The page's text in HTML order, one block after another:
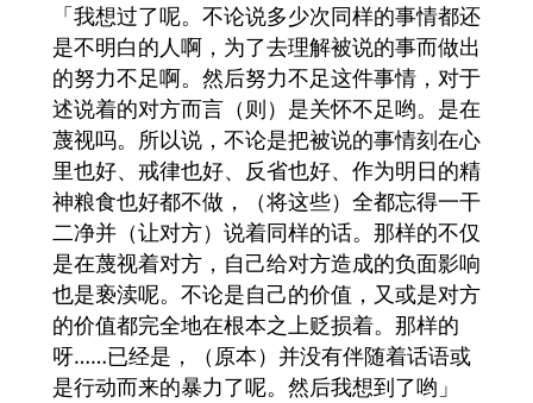
「我想过了呢。不论说多少次同样的事情都还
是不明白的人啊，为了去理解被说的事而做出
的努力不足啊。然后努力不足这件事情，对于
述说着的对方而言（则）是关怀不足哟。是在
蔑视吗。所以说，不论是把被说的事情刻在心
里也好、戒律也好、反省也好、作为明日的精
神粮食也好都不做，（将这些）全都忘得一干
二净并（让对方）说着同样的话。那样的不仅
是在蔑视着对方，自己给对方造成的负面影响
也是亵渎呢。不论是自己的价值，又或是对方
的价值都完全地在根本之上贬损着。那样的
呀……已经是，（原本）并没有伴随着话语或
是行动而来的暴力了呢。然后我想到了哟」